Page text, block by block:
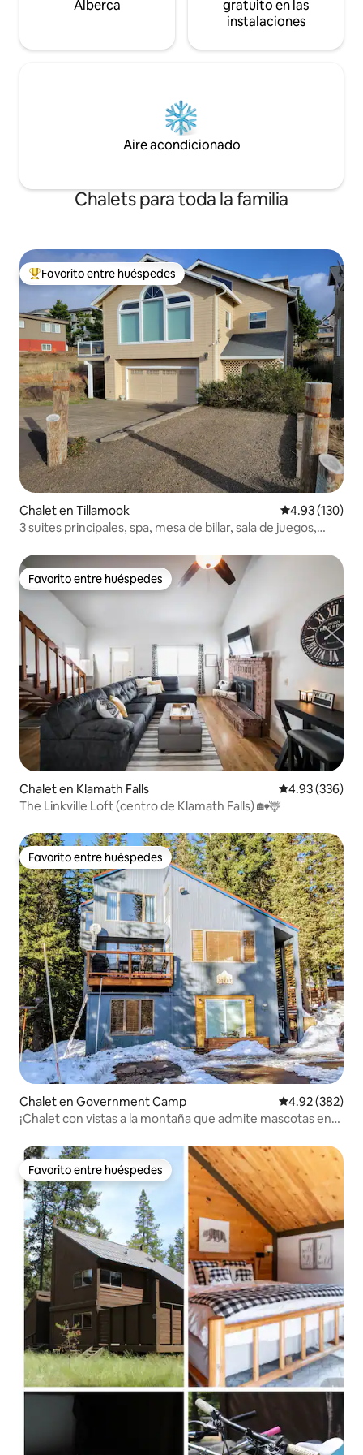
Alberca
gratuito en las
instalaciones
Aire acondicionado
Chalets para toda la familia
De los mejores en Favorito entre huéspedes
Favorito entre huéspedes
Chalet en Tillamook Calificación
4.93 (130)
3 suites principales, spa, mesa de billar, sala de juegos,
Favorito entre huéspedes
Favorito entre huéspedes
Chalet en Klamath Falls Calificación
4.93 (336)
The Linkville Loft (centro de Klamath Falls) 🏡🦌
Favorito entre huéspedes
Favorito entre huéspedes
Chalet en Government Camp Calificación
4.92 (382)
¡Chalet con vistas a la montaña que admite mascotas en
Favorito entre huéspedes
Favorito entre huéspedes